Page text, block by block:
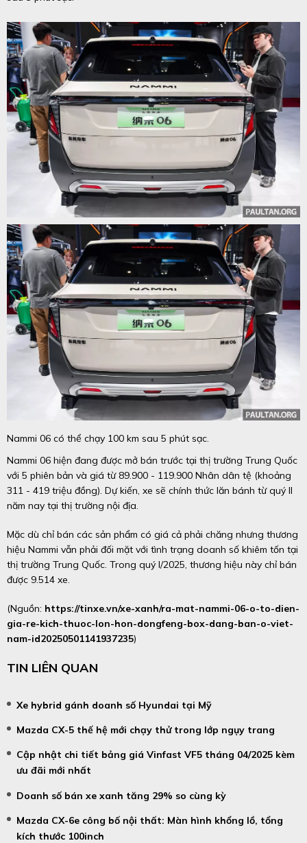
Nammi 06 có thể chạy 100 km sau 5 phút sạc.
Nammi 06 hiện đang được mở bán trước tại thị trường Trung Quốc
với 5 phiên bản và giá từ 89.900 - 119.900 Nhân dân tệ (khoảng
311 - 419 triệu đồng). Dự kiến, xe sẽ chính thức lăn bánh từ quý II
năm nay tại thị trường nội địa.
Mặc dù chỉ bán các sản phẩm có giá cả phải chăng nhưng thương
hiệu Nammi vẫn phải đối mặt với tình trạng doanh số khiêm tốn tại
thị trường Trung Quốc. Trong quý I/2025, thương hiệu này chỉ bán
được 9.514 xe.
(Nguồn: https://tinxe.vn/xe-xanh/ra-mat-nammi-06-o-to-dien-
gia-re-kich-thuoc-lon-hon-dongfeng-box-dang-ban-o-viet-
nam-id20250501141937235)
TIN LIÊN QUAN
Xe hybrid gánh doanh số Hyundai tại Mỹ
Mazda CX-5 thế hệ mới chạy thử trong lớp ngụy trang
Cập nhật chi tiết bảng giá Vinfast VF5 tháng 04/2025 kèm
ưu đãi mới nhất
Doanh số bán xe xanh tăng 29% so cùng kỳ
Mazda CX-6e công bố nội thất: Màn hình khổng lồ, tổng
kích thước 100inch